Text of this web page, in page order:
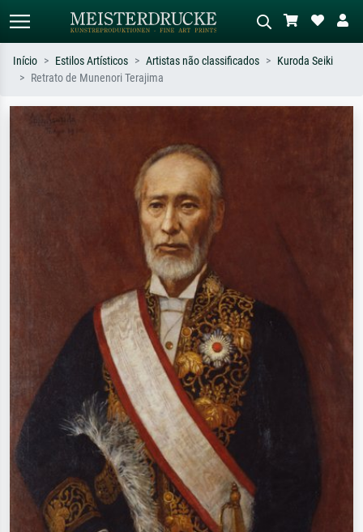
Pesquise por artista, título ou estilo –
ex: Monet, Noite Estrelada,
impressionismo, onda de Hokusai, nu.
a óleo escura, nu em pé ao lado de
Início Estilos Artísticos Artistas não classificados
Kuroda Seiki
Retrato de Munenori Terajima